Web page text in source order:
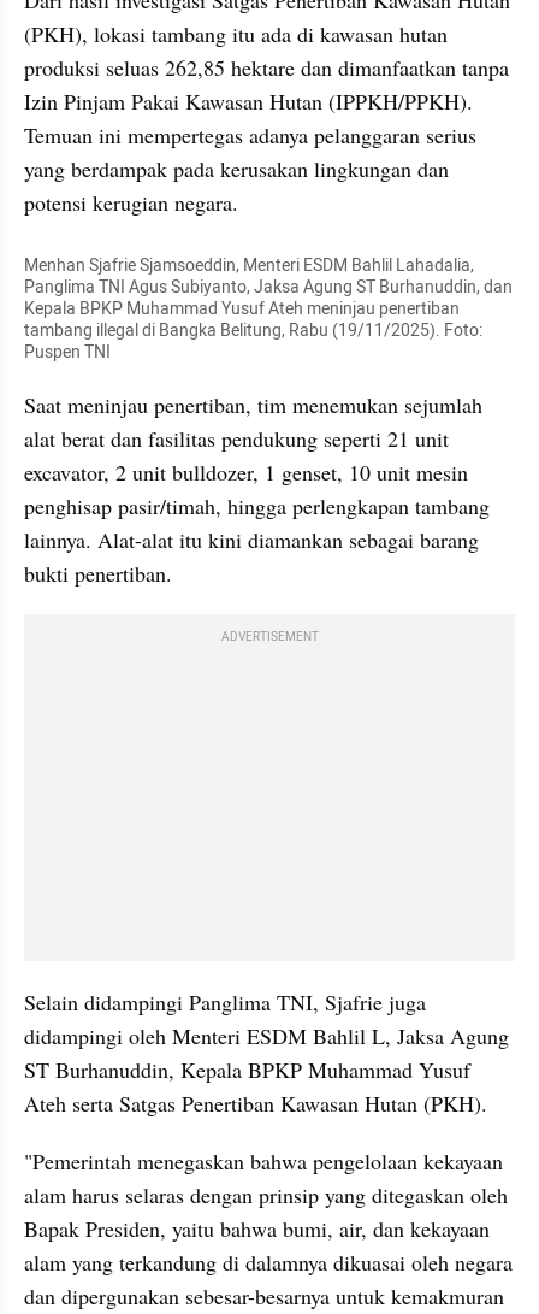
(PKH), lokasi tambang itu ada di kawasan hutan
produksi seluas 262,85 hektare dan dimanfaatkan tanpa
Izin Pinjam Pakai Kawasan Hutan (IPPKH/PPKH).
Temuan ini mempertegas adanya pelanggaran serius
yang berdampak pada kerusakan lingkungan dan
potensi kerugian negara.
Menhan Sjafrie Sjamsoeddin, Menteri ESDM Bahlil Lahadalia,
Panglima TNI Agus Subiyanto, Jaksa Agung ST Burhanuddin, dan
Kepala BPKP Muhammad Yusuf Ateh meninjau penertiban
tambang illegal di Bangka Belitung, Rabu (19/11/2025). Foto:
Puspen TNI
Saat meninjau penertiban, tim menemukan sejumlah
alat berat dan fasilitas pendukung seperti 21 unit
excavator, 2 unit bulldozer, 1 genset, 10 unit mesin
penghisap pasir/timah, hingga perlengkapan tambang
lainnya. Alat-alat itu kini diamankan sebagai barang
bukti penertiban.
ADVERTISEMENT
Selain didampingi Panglima TNI, Sjafrie juga
didampingi oleh Menteri ESDM Bahlil L, Jaksa Agung
ST Burhanuddin, Kepala BPKP Muhammad Yusuf
Ateh serta Satgas Penertiban Kawasan Hutan (PKH).
"Pemerintah menegaskan bahwa pengelolaan kekayaan
alam harus selaras dengan prinsip yang ditegaskan oleh
Bapak Presiden, yaitu bahwa bumi, air, dan kekayaan
alam yang terkandung di dalamnya dikuasai oleh negara
dan dipergunakan sebesar-besarnya untuk kemakmuran